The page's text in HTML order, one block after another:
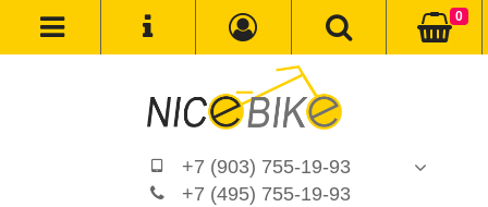
+7 (903) 755-19-93
+7 (495) 755-19-93
0